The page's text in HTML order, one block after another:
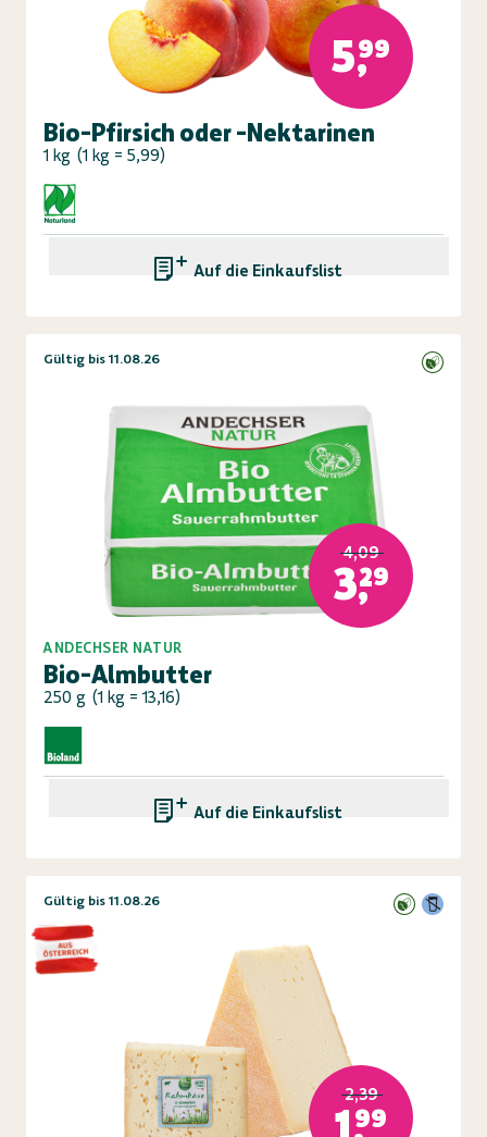
5,99
Bio-Pfirsich oder -Nektarinen
1 kg (1 kg = 5,99)
Auf die Einkaufsliste
Gültig bis 11.08.26
4,09
3,29
ANDECHSER NATUR
Bio-Almbutter
250 g (1 kg = 13,16)
Auf die Einkaufsliste
Gültig bis 11.08.26
2,39
1,99